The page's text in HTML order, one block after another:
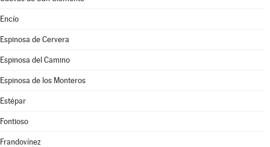
Encío
Espinosa de Cervera
Espinosa del Camino
Espinosa de los Monteros
Estépar
Fontioso
Frandovínez